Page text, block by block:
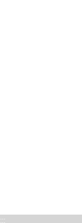
:::